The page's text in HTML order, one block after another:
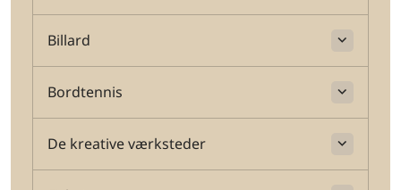
Billard
Bordtennis
De kreative værksteder